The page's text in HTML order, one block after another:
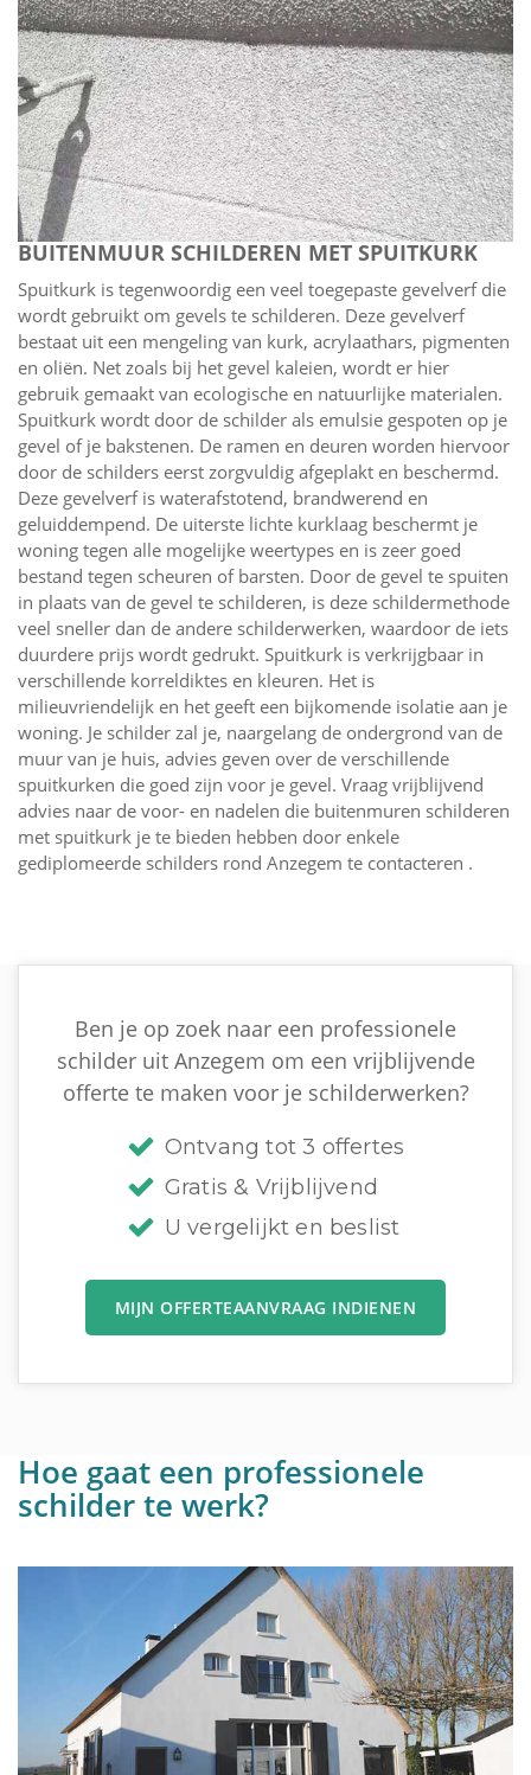
BUITENMUUR SCHILDEREN MET SPUITKURK
Spuitkurk is tegenwoordig een veel toegepaste gevelverf die
wordt gebruikt om gevels te schilderen. Deze gevelverf
bestaat uit een mengeling van kurk, acrylaathars, pigmenten
en oliën. Net zoals bij het gevel kaleien, wordt er hier
gebruik gemaakt van ecologische en natuurlijke materialen.
Spuitkurk wordt door de schilder als emulsie gespoten op je
gevel of je bakstenen. De ramen en deuren worden hiervoor
door de schilders eerst zorgvuldig afgeplakt en beschermd.
Deze gevelverf is waterafstotend, brandwerend en
geluiddempend. De uiterste lichte kurklaag beschermt je
woning tegen alle mogelijke weertypes en is zeer goed
bestand tegen scheuren of barsten. Door de gevel te spuiten
in plaats van de gevel te schilderen, is deze schildermethode
veel sneller dan de andere schilderwerken, waardoor de iets
duurdere prijs wordt gedrukt. Spuitkurk is verkrijgbaar in
verschillende korreldiktes en kleuren. Het is
milieuvriendelijk en het geeft een bijkomende isolatie aan je
woning. Je schilder zal je, naargelang de ondergrond van de
muur van je huis, advies geven over de verschillende
spuitkurken die goed zijn voor je gevel. Vraag vrijblijvend
advies naar de voor- en nadelen die buitenmuren schilderen
met spuitkurk je te bieden hebben door enkele
gediplomeerde schilders rond Anzegem te contacteren .
Ben je op zoek naar een professionele
schilder uit Anzegem om een vrijblijvende
offerte te maken voor je schilderwerken?
Ontvang tot 3 offertes
Gratis & Vrijblijvend
U vergelijkt en beslist
MIJN OFFERTEAANVRAAG INDIENEN
Hoe gaat een professionele
schilder te werk?